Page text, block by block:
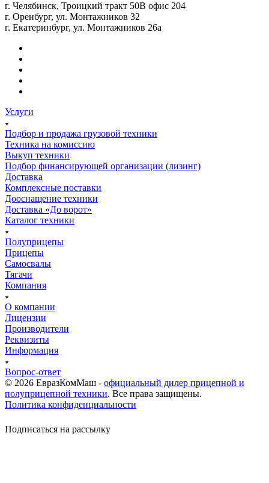
г. Челябинск, Троицкий тракт 50В офис 204
г. Оренбург, ул. Монтажников 32
г. Екатеринбург, ул. Монтажников 26а
Услуги
Подбор и продажа грузовой техники
Техника на комиссию
Выкуп техники
Подбор финансирующей организации (лизинг)
Доставка
Комплексные поставки
Дооснащение техники
Доставка «До ворот»
Каталог техники
Полуприцепы
Прицепы
Самосвалы
Тягачи
Компания
О компании
Лицензии
Производители
Реквизиты
Информация
Вопрос-ответ
© 2026 ЕвразКомМаш - официальный дилер прицепной и
полуприцепной техники. Все права защищены.
Политика конфиденциальности
Подписаться на рассылку